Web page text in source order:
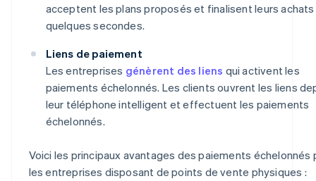
acceptent les plans proposés et finalisent leurs achats
quelques secondes.
Liens de paiement
Les entreprises génèrent des liens qui activent les
paiements échelonnés. Les clients ouvrent les liens
leur téléphone intelligent et effectuent les paiements
échelonnés.
Voici les principaux avantages des paiements échelonnés
les entreprises disposant de points de vente physiques :